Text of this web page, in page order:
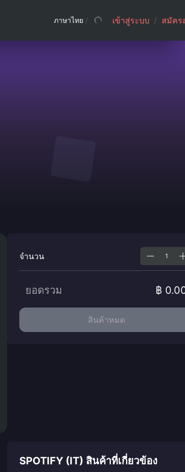
ภาษาไทย / เข้าสู่ระบบ / สมัคร
จำนวน
ยอดรวม ฿
สินค้าหมด
SPOTIFY (IT) สินค้าที่เกี่ยวข้อง